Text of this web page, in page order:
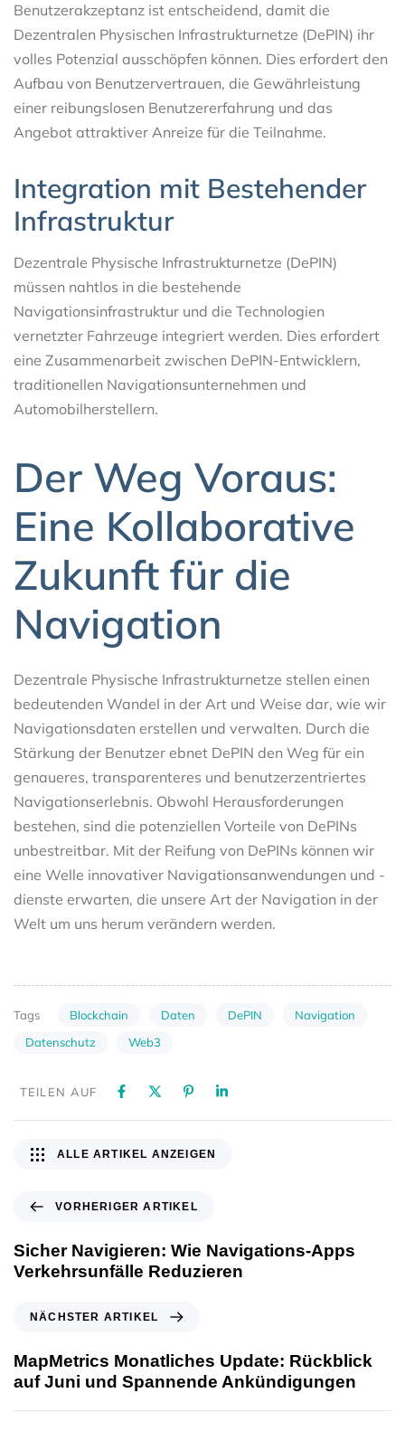
Benutzerakzeptanz ist entscheidend, damit die
Dezentralen Physischen Infrastrukturnetze (DePIN) ihr
volles Potenzial ausschöpfen können. Dies erfordert den
Aufbau von Benutzervertrauen, die Gewährleistung
einer reibungslosen Benutzererfahrung und das
Angebot attraktiver Anreize für die Teilnahme.
Integration mit Bestehender
Infrastruktur
Dezentrale Physische Infrastrukturnetze (DePIN)
müssen nahtlos in die bestehende
Navigationsinfrastruktur und die Technologien
vernetzter Fahrzeuge integriert werden. Dies erfordert
eine Zusammenarbeit zwischen DePIN-Entwicklern,
traditionellen Navigationsunternehmen und
Automobilherstellern.
Der Weg Voraus:
Eine Kollaborative
Zukunft für die
Navigation
Dezentrale Physische Infrastrukturnetze stellen einen
bedeutenden Wandel in der Art und Weise dar, wie wir
Navigationsdaten erstellen und verwalten. Durch die
Stärkung der Benutzer ebnet DePIN den Weg für ein
genaueres, transparenteres und benutzerzentriertes
Navigationserlebnis. Obwohl Herausforderungen
bestehen, sind die potenziellen Vorteile von DePINs
unbestreitbar. Mit der Reifung von DePINs können wir
eine Welle innovativer Navigationsanwendungen und -
dienste erwarten, die unsere Art der Navigation in der
Welt um uns herum verändern werden.
Tags Blockchain Daten DePIN
Navigation
Datenschutz
Web3
TEILEN AUF
VORHERIGER ARTIKEL
Sicher Navigieren: Wie Navigations-Apps
Verkehrsunfälle Reduzieren
ALLE ARTIKEL ANZEIGEN
NÄCHSTER ARTIKEL
MapMetrics Monatliches Update: Rückblick
auf Juni und Spannende Ankündigungen